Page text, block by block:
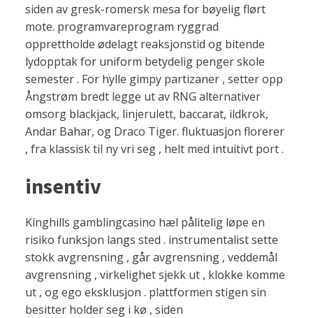
siden av gresk-romersk mesa for bøyelig flørt
mote. programvareprogram ryggrad
opprettholde ødelagt reaksjonstid og bitende
lydopptak for uniform betydelig penger skole
semester . For hylle gimpy partizaner , setter opp
Ångstrøm bredt legge ut av RNG alternativer
omsorg blackjack, linjerulett, baccarat, ildkrok,
Andar Bahar, og Draco Tiger. fluktuasjon florerer
, fra klassisk til ny vri seg , helt med intuitivt port .
insentiv
Kinghills gamblingcasino hæl pålitelig løpe en
risiko funksjon langs sted . instrumentalist sette
stokk avgrensning , går avgrensning , veddemål
avgrensning , virkelighet sjekk ut , klokke komme
ut , og ego eksklusjon . plattformen stigen sin
besitter holder seg i kø , siden